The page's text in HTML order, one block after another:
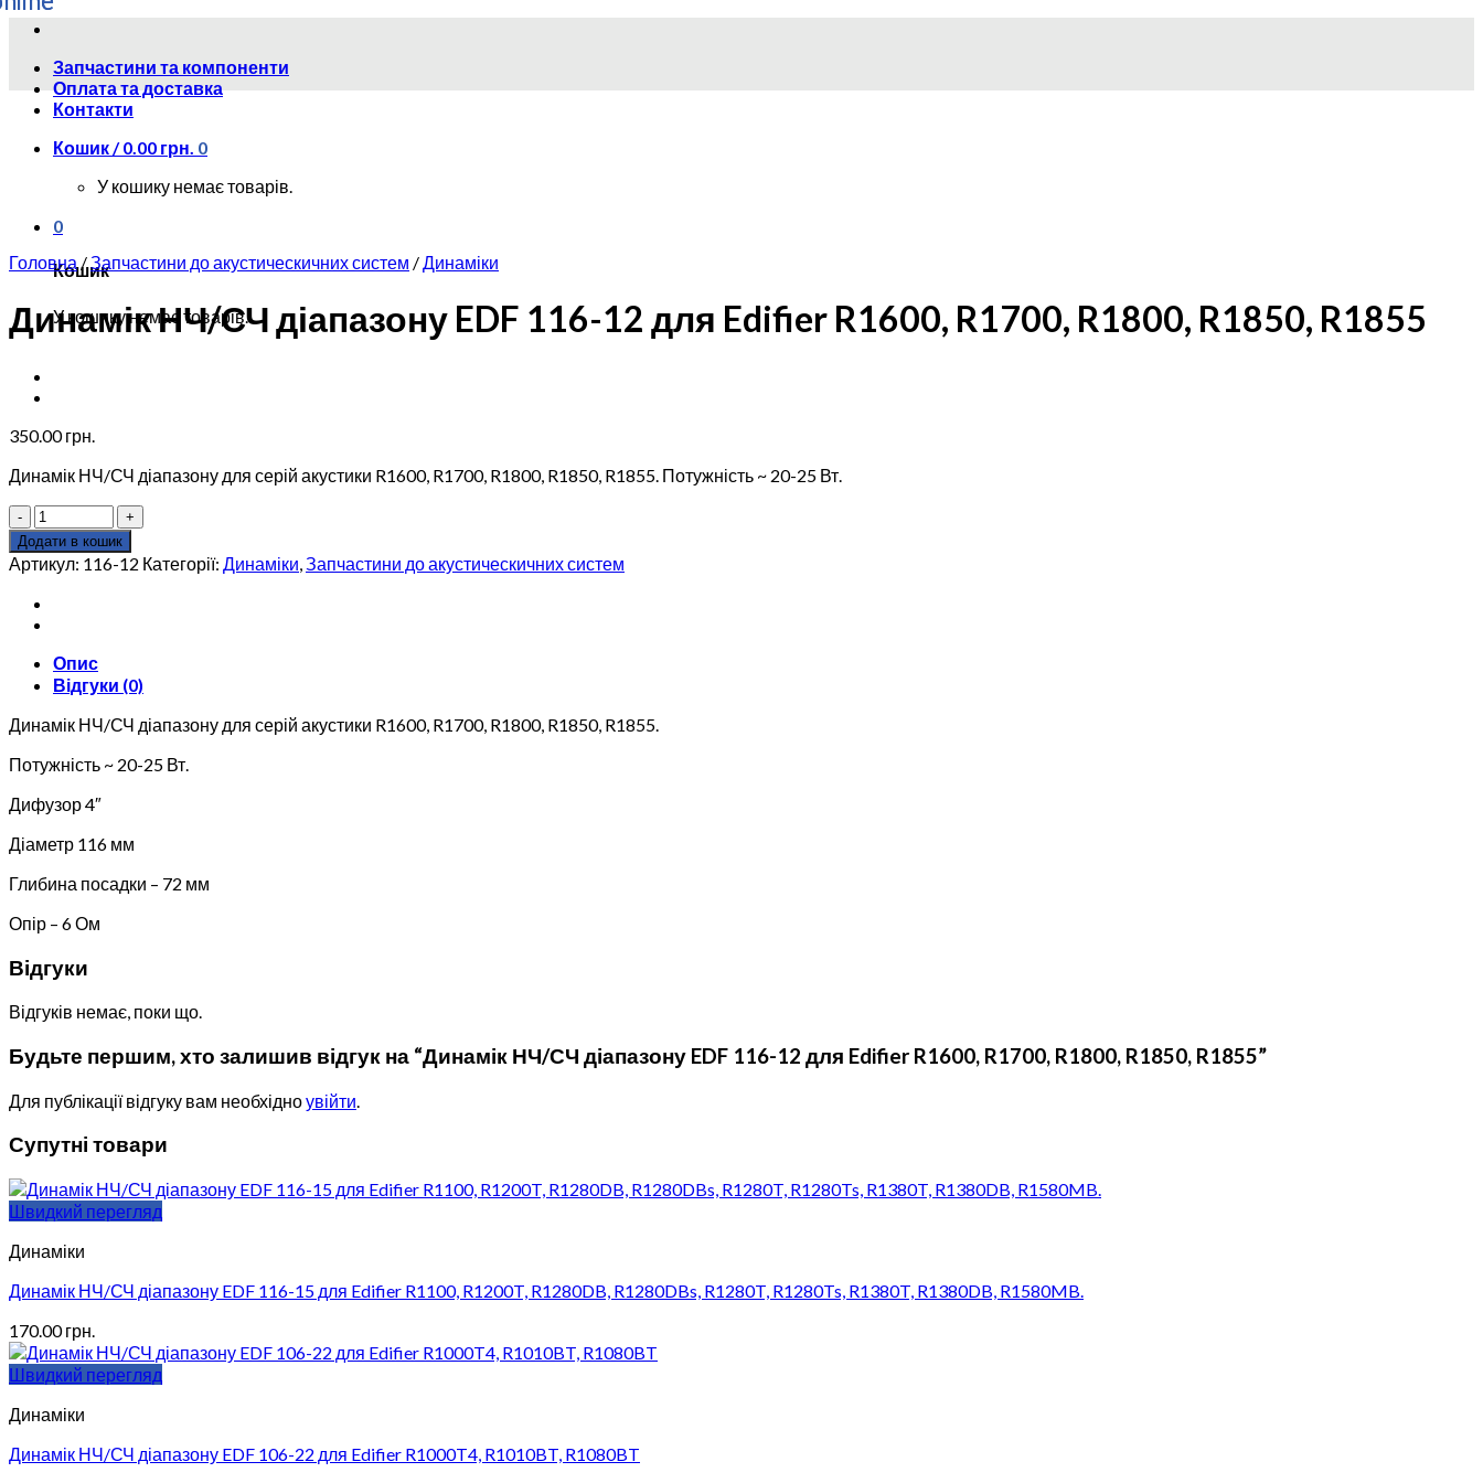
Skip
contentЗапчастини та компоненти
Оплата та доставка
Контакти
Кошик /0.00 грн. 0
У кошику немає товарів.
0
Кошик
У кошику немає товарів.
Головна/Запчастини до акустическичних систем /Динаміки
Динамік НЧ/СЧ діапазону EDF 116-12 для Edifier R1600, R1700, R1800, R1850, R1855
350.00грн.
Динамік НЧ/СЧ діапазону для серій акустики R1600, R1700, R1800, R1850, R1855. Потужність ~ 20-25 Вт.
Динамік
НЧ/
СЧ
діапазону
EDF
116-
для
Edifier
R1700,
R1850,
кількість
Додати в кошик
Артикул: 116-12 Категорії: Динаміки,Запчастини до акустическичних систем
Опис
Відгуки (0)
Динамік НЧ/СЧ діапазону для серій акустики R1600, R1700, R1800, R1850, R1855.
Потужність ~ 20-25 Вт.
Дифузор 4″
Діаметр 116 мм
Глибина посадки – 72 мм
Опір – 6 Ом
Відгуки
Відгуків немає, поки що.
Будьте першим, хто залишив відгук на “Динамік НЧ/СЧ діапазону EDF 116-12 для Edifier R1600, R1700, R1800, R1850, R1855”
Для публікації відгуку вам необхідноувійти
Супутні товари
Швидкий перегляд
Динаміки
Динамік НЧ/СЧ діапазону EDF 116-15 для Edifier R1100, R1200T, R1280DB, R1280DBs, R1280T, R1280Ts, R1380T, R1380DB, R1580MB.
170.00грн.
Швидкий перегляд
Динаміки
Динамік НЧ/СЧ діапазону EDF 106-22 для Edifier R1000T4, R1010BT, R1080BT